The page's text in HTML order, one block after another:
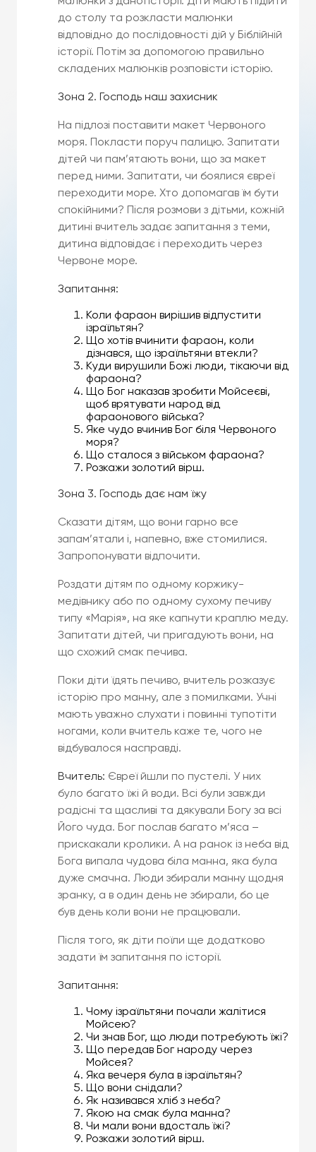
до столу та розкласти малюнки
відповідно до послідовності дій у Біблійній
історії. Потім за допомогою правильно
складених малюнків розповісти історію.
Зона 2. Господь наш захисник
На підлозі поставити макет Червоного
моря. Покласти поруч палицю. Запитати
дітей чи пам’ятають вони, що за макет
перед ними. Запитати, чи боялися євреї
переходити море. Хто допомагав їм бути
спокійними? Після розмови з дітьми, кожній
дитині вчитель задає запитання з теми,
дитина відповідає і переходить через
Червоне море.
Запитання:
Коли фараон вирішив відпустити
ізраїльтян?
Що хотів вчинити фараон, коли
дізнався, що ізраїльтяни втекли?
Куди вирушили Божі люди, тікаючи від
фараона?
Що Бог наказав зробити Мойсеєві,
щоб врятувати народ від
фараонового війська?
Яке чудо вчинив Бог біля Червоного
моря?
Що сталося з військом фараона?
Розкажи золотий вірш.
Зона 3. Господь дає нам їжу
Сказати дітям, що вони гарно все
запам’ятали і, напевно, вже стомилися.
Запропонувати відпочити.
Роздати дітям по одному коржику-
медівнику або по одному сухому печиву
типу «Марія», на яке капнути краплю меду.
Запитати дітей, чи пригадують вони, на
що схожий смак печива.
Поки діти їдять печиво, вчитель розказує
історію про манну, але з помилками. Учні
мають уважно слухати і повинні тупотіти
ногами, коли вчитель каже те, чого не
відбувалося насправді.
Вчитель: Євреї йшли по пустелі. У них
було багато їжі й води. Всі були завжди
радісні та щасливі та дякували Богу за всі
Його чуда. Бог послав багато м’яса –
прискакали кролики. А на ранок із неба від
Бога випала чудова біла манна, яка була
дуже смачна. Люди збирали манну щодня
зранку, а в один день не збирали, бо це
був день коли вони не працювали.
Після того, як діти поїли ще додатково
задати їм запитання по історії.
Запитання:
Чому ізраїльтяни почали жалітися
Мойсею?
Чи знав Бог, що люди потребують їжі?
Що передав Бог народу через
Мойсея?
Яка вечеря була в ізраїльтян?
Що вони снідали?
Як називався хліб з неба?
Якою на смак була манна?
Чи мали вони вдосталь їжі?
Розкажи золотий вірш.